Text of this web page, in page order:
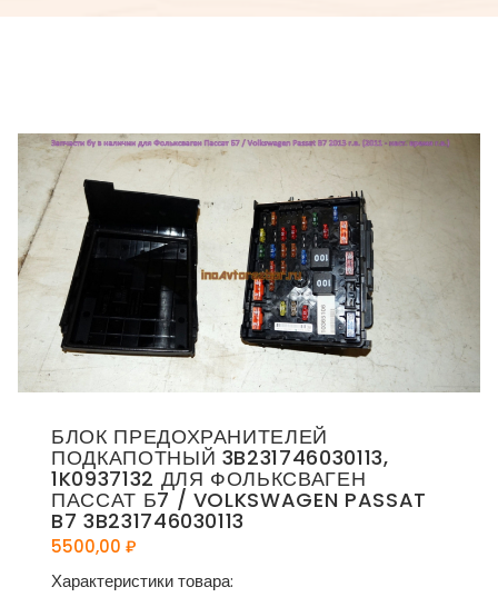
БЛОК ПРЕДОХРАНИТЕЛЕЙ
ПОДКАПОТНЫЙ 3B231746030113,
1K0937132 ДЛЯ ФОЛЬКСВАГЕН
ПАССАТ Б7 / VOLKSWAGEN PASSAT
B7 3B231746030113
5500,00 ₽
Характеристики товара: